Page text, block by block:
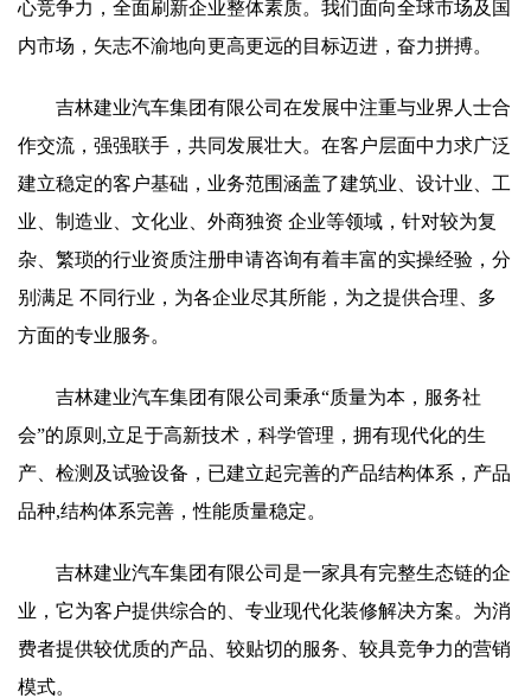
心竞争力，全面刷新企业整体素质。我们面向全球市场及国
内市场，矢志不渝地向更高更远的目标迈进，奋力拼搏。
吉林建业汽车集团有限公司在发展中注重与业界人士合
作交流，强强联手，共同发展壮大。在客户层面中力求广泛
建立稳定的客户基础，业务范围涵盖了建筑业、设计业、工
业、制造业、文化业、外商独资 企业等领域，针对较为复
杂、繁琐的行业资质注册申请咨询有着丰富的实操经验，分
别满足 不同行业，为各企业尽其所能，为之提供合理、多
方面的专业服务。
吉林建业汽车集团有限公司秉承“质量为本，服务社
会”的原则,立足于高新技术，科学管理，拥有现代化的生
产、检测及试验设备，已建立起完善的产品结构体系，产品
品种,结构体系完善，性能质量稳定。
吉林建业汽车集团有限公司是一家具有完整生态链的企
业，它为客户提供综合的、专业现代化装修解决方案。为消
费者提供较优质的产品、较贴切的服务、较具竞争力的营销
模式。